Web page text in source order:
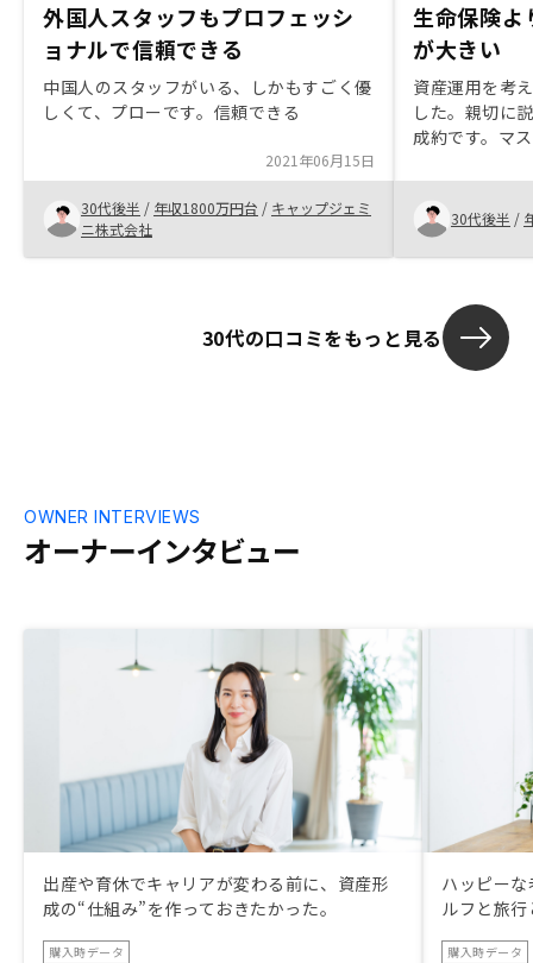
外国人スタッフもプロフェッシ
ョナルで信頼できる
中国人のスタッフがいる、しかもすごく優
しくて、プローです。信頼できる
2021年06月15日
30代後半 / 年収1800万円台 / キャップジェミ
ニ株式会社
生命保険よ
が大きい
資産運用を考
した。親切に
成約です。マ
生命保険より
す。今後もよ
30代後半 /
30代の口コミをもっと見る
オーナーインタビュー
OWNER INTERVIEWS
出産や育休でキャリアが変わる前に、資産形
成の“仕組み”を作っておきたかった。
購入時データ
ハッピー
ルフと旅
購入時データ